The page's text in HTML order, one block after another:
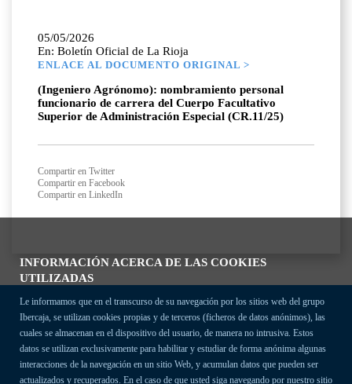
INFORMACIÓN ACERCA DE LAS COOKIES
UTILIZADAS
Le informamos que en el transcurso de su navegación por los sitios web del grupo
Ibercaja, se utilizan cookies propias y de terceros (ficheros de datos anónimos), las
cuales se almacenan en el dispositivo del usuario, de manera no intrusiva. Estos
datos se utilizan exclusivamente para habilitar y estudiar de forma anónima algunas
interacciones de la navegación en un sitio Web, y acumulan datos que pueden ser
actualizados y recuperados. En el caso de que usted siga navegando por nuestro sitio
05/05/2026
En: Boletín Oficial de La Rioja
ENLACE AL DOCUMENTO ORIGINAL >
(Ingeniero Agrónomo): nombramiento personal
funcionario de carrera del Cuerpo Facultativo
Superior de Administración Especial (CR.11/25)
Compartir en Twitter
Compartir en Facebook
Compartir en LinkedIn